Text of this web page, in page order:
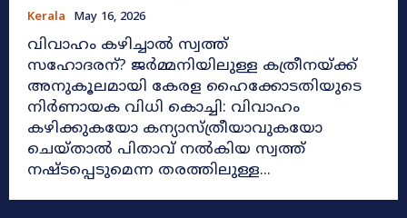
Kerala May 16, 2026
​വിവാഹം കഴിച്ചാൽ സ്വത്ത്
സഹോദരന്? ജർമ്മനിയിലുള്ള കത്രീനയ്ക്ക്
അനുകൂലമായി കേരള ഹൈക്കോടതിയുടെ
നിർണായക വിധി കൊച്ചി: വിവാഹം
കഴിക്കുകയോ കന്യാസ്ത്രീയാവുകയോ
ചെയ്താൽ പിതാവ് നൽകിയ സ്വത്ത്
നഷ്ടപ്പെടുമെന്ന തരത്തിലുള്ള...